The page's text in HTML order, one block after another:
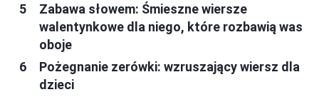
Zabawa słowem: Śmieszne wiersze
walentynkowe dla niego, które rozbawią was
oboje
Pożegnanie zerówki: wzruszający wiersz dla
dzieci